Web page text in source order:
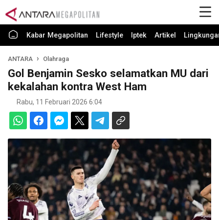
Kabar Megapolitan Lifestyle Iptek Artikel
ANTARA Olahraga
Gol Benjamin Sesko selamatkan MU dari
kekalahan kontra West Ham
Rabu, 11 Februari 2026 6:04